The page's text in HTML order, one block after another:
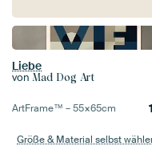
Liebe
von Mad Dog Art
ArtFrame™ –55×65cm
Größe & Material selbst